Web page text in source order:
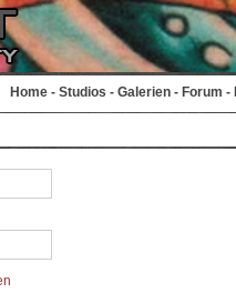
Home - Studios - Galerien - Forum -